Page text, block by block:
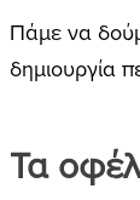
Πάμε να
δημιουργία
Τα